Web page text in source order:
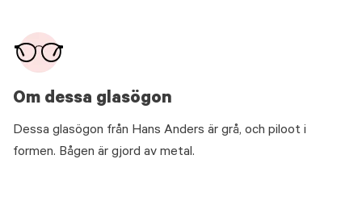
Om dessa glasögon
Dessa glasögon från Hans Anders är grå, och piloot i
formen. Bågen är gjord av metal.